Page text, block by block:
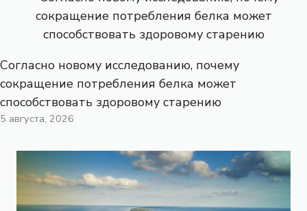
Согласно новому исследованию, почему
сокращение потребления белка может
способствовать здоровому старению
5 августа, 2026